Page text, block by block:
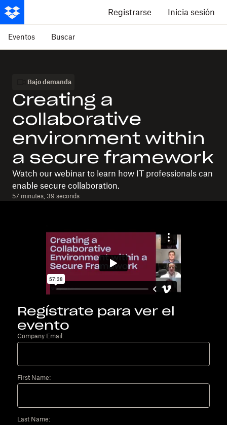
Registrarse Inicia sesión
Eventos Buscar
Bajo demanda
Creating a
collaborative
environment within
a secure framework
Watch our webinar to learn how IT professionals can
enable secure collaboration.
57 minutes, 39 seconds
Regístrate para ver el
evento
Company Email:
First Name:
Last Name: